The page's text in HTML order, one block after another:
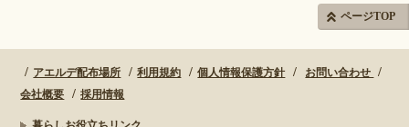
ページTOP
アエルデ配布場所 利用規約 個人情報保護方針
お問い合わせ
会社概要
採用情報